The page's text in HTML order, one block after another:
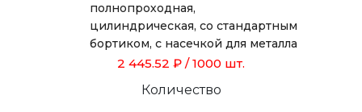
полнопроходная,
цилиндрическая, со стандартным
бортиком, с насечкой для металла
толщиной от 0,5 до 3,0 мм, длиной
2 445.52 ₽ / 1000 шт.
Количество